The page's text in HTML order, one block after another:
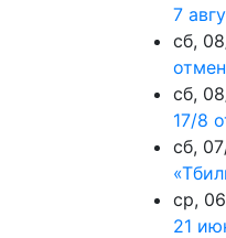
7
сб,
сб,
17/8
сб,
ср,
21